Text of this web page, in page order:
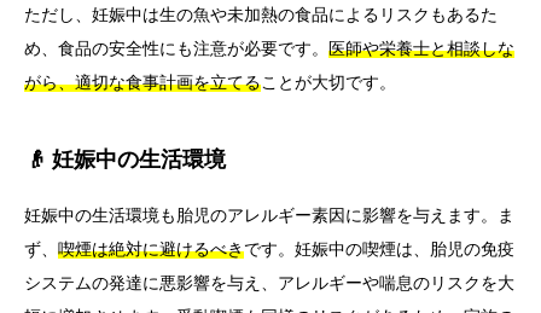
ただし、妊娠中は生の魚や未加熱の食品によるリスクもあるた
め、食品の安全性にも注意が必要です。 医師や栄養士と相談しな
がら、適切な食事計画を立てることが大切です。
👴 妊娠中の生活環境
妊娠中の生活環境も胎児のアレルギー素因に影響を与えます。ま
ず、 喫煙は絶対に避けるべきです。妊娠中の喫煙は、胎児の免疫
システムの発達に悪影響を与え、アレルギーや喘息のリスクを大